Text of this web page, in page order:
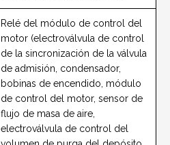
Relé del módulo de control del
motor (electroválvula de control
de la sincronización de la válvula
de admisión, condensador,
bobinas de encendido, módulo
de control del motor, sensor de
flujo de masa de aire,
electroválvula de control del